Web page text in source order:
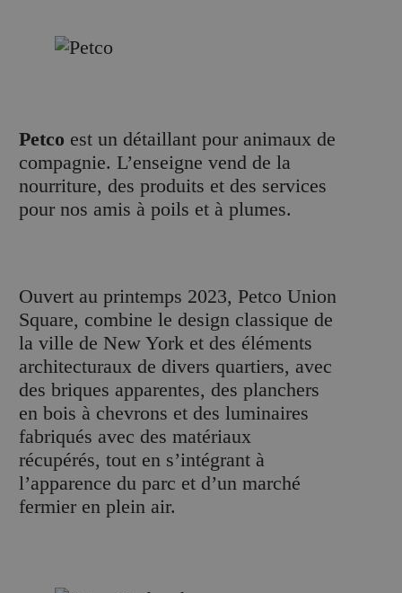
Petco est un détaillant pour animaux de
compagnie. L’enseigne vend de la
nourriture, des produits et des services
pour nos amis à poils et à plumes.
Ouvert au printemps 2023, Petco Union
Square, combine le design classique de
la ville de New York et des éléments
architecturaux de divers quartiers, avec
des briques apparentes, des planchers
en bois à chevrons et des luminaires
fabriqués avec des matériaux
récupérés, tout en s’intégrant à
l’apparence du parc et d’un marché
fermier en plein air.